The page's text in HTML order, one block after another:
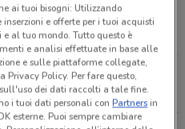
Firenze
ai tuoi bisogni: Utilizzando
e offerte per i tuoi acquisti
al tuo mondo. Tutto questo è
e analisi effettuate in base alle
e sulle piattaforme collegate,
Policy. Per fare questo,
dei dati raccolti a tale fine.
i tuoi dati personali conPartnersin
esterne. Puoi sempre cambiare